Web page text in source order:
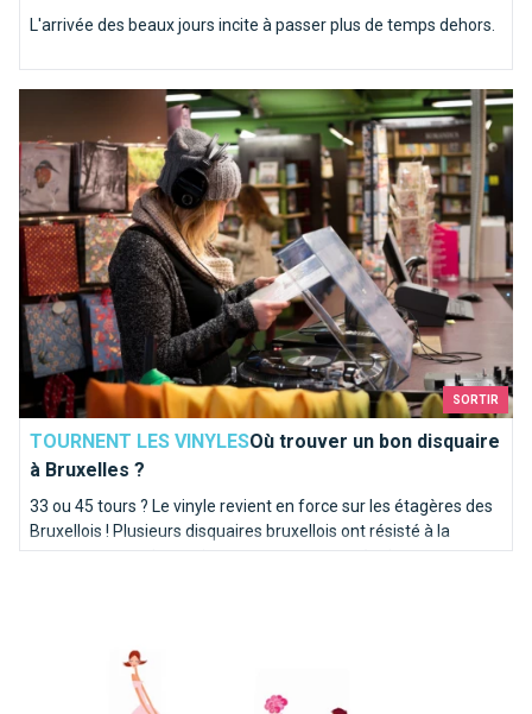
L'arrivée des beaux jours incite à passer plus de temps dehors.
SORTIR
TOURNENT LES VINYLESOù trouver un bon disquaire
à Bruxelles ?
33 ou 45 tours ? Le vinyle revient en force sur les étagères des
Bruxellois ! Plusieurs disquaires bruxellois ont résisté à la
concurrence et des petits nouveaux tentent également
Où trouver un bon disquaire à Bruxelles ?